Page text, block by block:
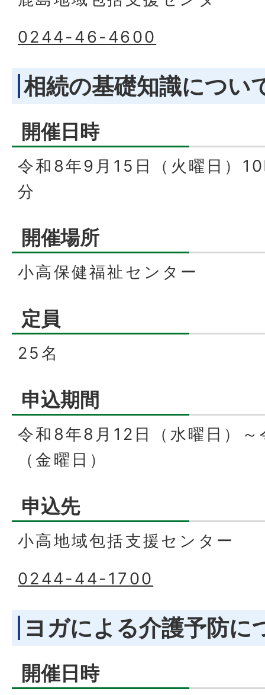
0244-46-4600
相続の基礎知識につい
開催日時
令和8年9月15日（火曜日）
分
開催場所
小高保健福祉センター
定員
25名
申込期間
令和8年8月12日（水曜日）
（金曜日）
申込先
小高地域包括支援センター
0244-44-1700
ヨガによる介護予防に
開催日時